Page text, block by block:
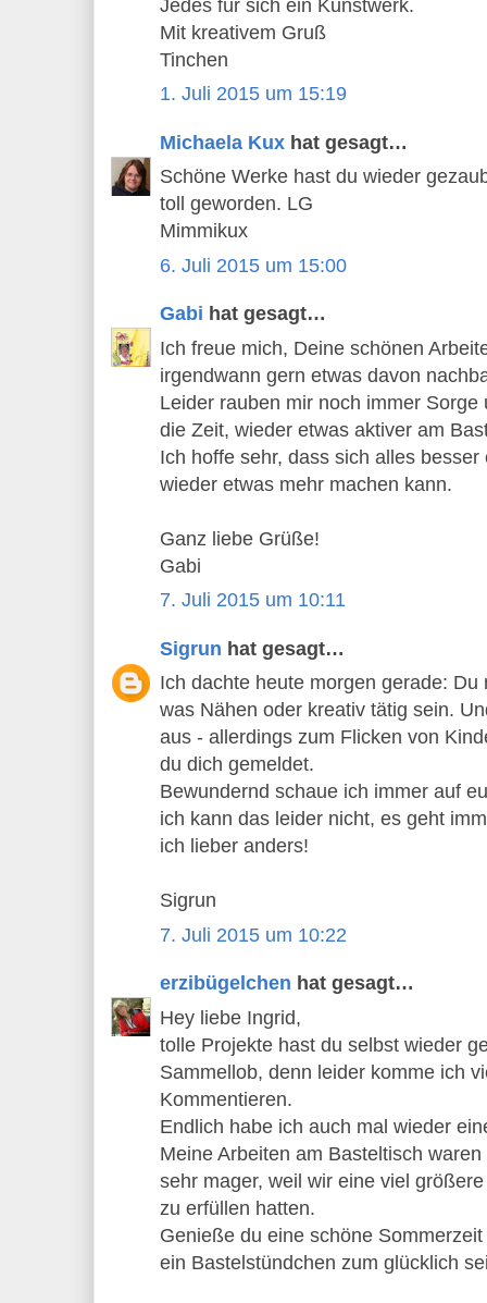
Jedes für sich ein Kunstwerk.
Mit kreativem Gruß
Tinchen
1. Juli 2015 um 15:19
Michaela Kux hat gesagt…
Schöne Werke hast du wieder
toll geworden. LG
Mimmikux
6. Juli 2015 um 15:00
Gabi hat gesagt…
Ich freue mich, Deine schönen
irgendwann gern etwas davon
Leider rauben mir noch immer
die Zeit, wieder etwas aktiver am
Ich hoffe sehr, dass sich alles
wieder etwas mehr machen kann.
Ganz liebe Grüße!
Gabi
7. Juli 2015 um 10:11
Sigrun hat gesagt…
Ich dachte heute morgen gerade:
was Nähen oder kreativ tätig sein.
aus - allerdings zum Flicken von
du dich gemeldet.
Bewundernd schaue ich immer auf
ich kann das leider nicht, es geht
ich lieber anders!
Sigrun
7. Juli 2015 um 10:22
erzibügelchen hat gesagt…
Hey liebe Ingrid,
tolle Projekte hast du selbst wieder
Sammellob, denn leider komme ich
Kommentieren.
Endlich habe ich auch mal wieder
Meine Arbeiten am Basteltisch
sehr mager, weil wir eine viel
zu erfüllen hatten.
Genieße du eine schöne
ein Bastelstündchen zum glücklich